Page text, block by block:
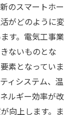
のスマートホー
がどのように変
す。電気工事業
ないものとな
素となっていま
ィシステム、温
ルギー効率が改
向上します。ま